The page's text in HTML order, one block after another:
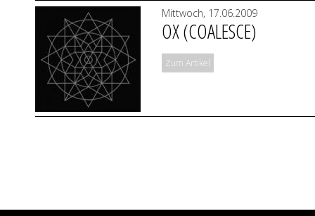
Mittwoch, 17.06.2009
OX (COALESCE)
Zum Artikel